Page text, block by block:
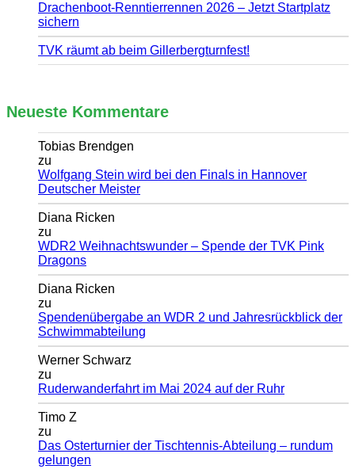
Drachenboot-Renntierrennen 2026 – Jetzt Startplatz
sichern
TVK räumt ab beim Gillerbergturnfest!
Neueste Kommentare
Tobias Brendgen
zu
Wolfgang Stein wird bei den Finals in Hannover
Deutscher Meister
Diana Ricken
zu
WDR2 Weihnachtswunder – Spende der TVK Pink
Dragons
Diana Ricken
zu
Spendenübergabe an WDR 2 und Jahresrückblick der
Schwimmabteilung
Werner Schwarz
zu
Ruderwanderfahrt im Mai 2024 auf der Ruhr
Timo Z
zu
Das Osterturnier der Tischtennis-Abteilung – rundum
gelungen